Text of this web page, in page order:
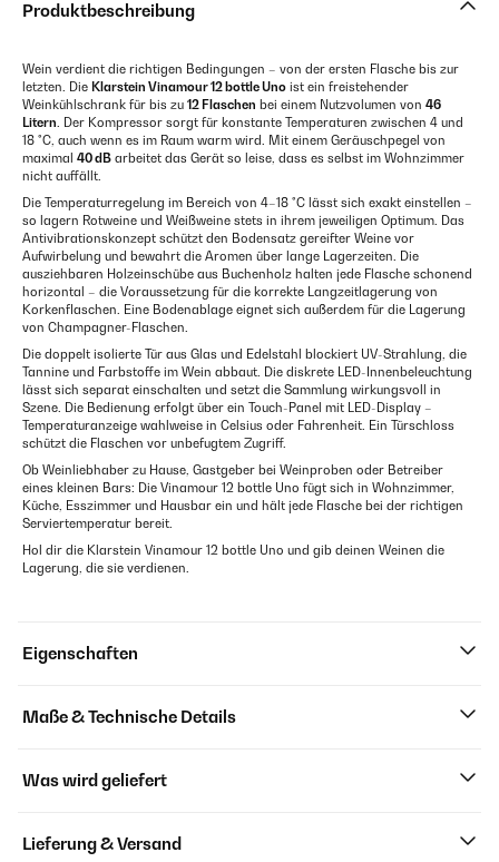
Produktbeschreibung
Wein verdient die richtigen Bedingungen – von der ersten Flasche bis zur
letzten. Die Klarstein Vinamour 12 bottle Uno ist ein freistehender
Weinkühlschrank für bis zu 12 Flaschen bei einem Nutzvolumen von 46
Litern. Der Kompressor sorgt für konstante Temperaturen zwischen 4 und
18 °C, auch wenn es im Raum warm wird. Mit einem Geräuschpegel von
maximal 40 dB arbeitet das Gerät so leise, dass es selbst im Wohnzimmer
nicht auffällt.
Die Temperaturregelung im Bereich von 4–18 °C lässt sich exakt einstellen –
so lagern Rotweine und Weißweine stets in ihrem jeweiligen Optimum. Das
Antivibrationskonzept schützt den Bodensatz gereifter Weine vor
Aufwirbelung und bewahrt die Aromen über lange Lagerzeiten. Die
ausziehbaren Holzeinschübe aus Buchenholz halten jede Flasche schonend
horizontal – die Voraussetzung für die korrekte Langzeitlagerung von
Korkenflaschen. Eine Bodenablage eignet sich außerdem für die Lagerung
von Champagner-Flaschen.
Die doppelt isolierte Tür aus Glas und Edelstahl blockiert UV-Strahlung, die
Tannine und Farbstoffe im Wein abbaut. Die diskrete LED-Innenbeleuchtung
lässt sich separat einschalten und setzt die Sammlung wirkungsvoll in
Szene. Die Bedienung erfolgt über ein Touch-Panel mit LED-Display –
Temperaturanzeige wahlweise in Celsius oder Fahrenheit. Ein Türschloss
schützt die Flaschen vor unbefugtem Zugriff.
Ob Weinliebhaber zu Hause, Gastgeber bei Weinproben oder Betreiber
eines kleinen Bars: Die Vinamour 12 bottle Uno fügt sich in Wohnzimmer,
Küche, Esszimmer und Hausbar ein und hält jede Flasche bei der richtigen
Serviertemperatur bereit.
Hol dir die Klarstein Vinamour 12 bottle Uno und gib deinen Weinen die
Lagerung, die sie verdienen.
Eigenschaften
Maße & Technische Details
Was wird geliefert
Lieferung & Versand